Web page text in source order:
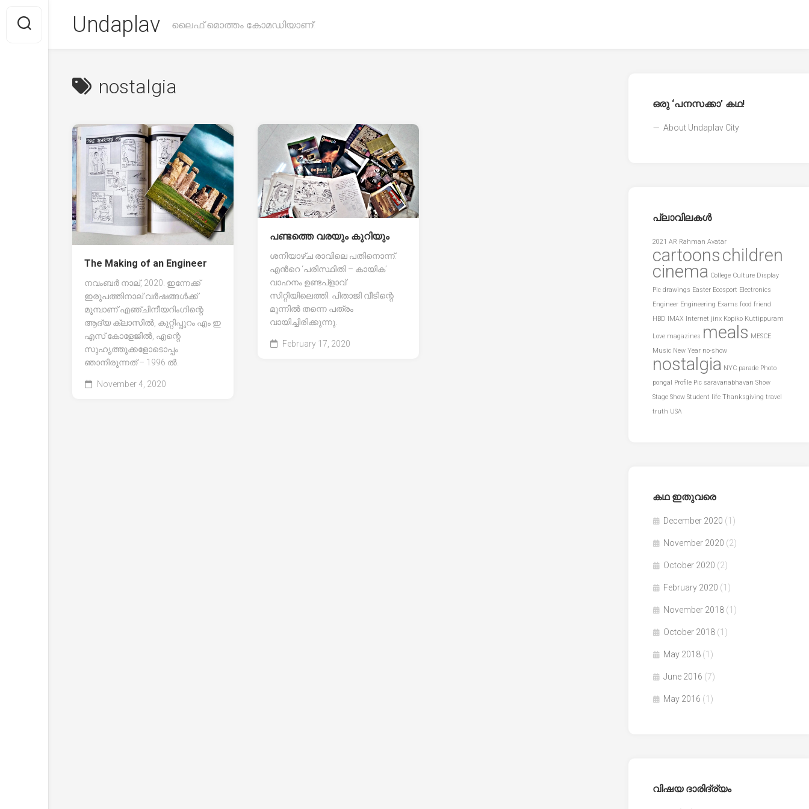
content
Undaplav ലൈഫ് മൊത്തം കോമഡിയാണ്!
nostalgia
The Making of an Engineer
നവംബർ നാല്, 2020. ഇന്നേക്ക്
ഇരുപത്തിനാല് വർഷങ്ങൾക്ക്
മുമ്പാണ് എഞ്ചിനീയറിംഗിന്റെ
ആദ്യ ക്ലാസിൽ, കുറ്റിപ്പുറം എം ഇ
എസ് കോളേജിൽ, എന്റെ
സുഹൃത്തുക്കളോടൊപ്പം
ഞാനിരുന്നത് – 1996 ൽ.
November 4, 2020
പണ്ടത്തെ വരയും കുറിയും
ശനിയാഴ്ച രാവിലെ പതിനൊന്ന്.
എൻറെ ‘പരിസ്ഥിതി – കായിക’
വാഹനം ഉണ്ടപ്ളാവ്
സിറ്റിയിലെത്തി. പിതാജി വീടിന്റെ
മുന്നിൽ തന്നെ പത്രം
വായിച്ചിരിക്കുന്നു.
February 17, 2020
ഒരു ‘പനസക്കാ’ കഥ!
About Undaplav City
പ്ലാവിലകൾ
2021 AR Rahman Avatar
cartoonschildren
cinema College Culture Display
Pic drawings Easter Ecosport Electronics
Engineer Engineering Exams food friend
HBD IMAX Internet jinx Kopiko Kuttippuram
Love magazines meals MESCE
Music New Year no-show
nostalgia NYC parade Photo
pongal Profile Pic saravanabhavan Show
Stage Show Student life Thanksgiving travel
truth USA
കഥ ഇതുവരെ
December 2020 (1)
November 2020 (2)
October 2020 (2)
February 2020 (1)
November 2018 (1)
October 2018 (1)
May 2018 (1)
June 2016 (7)
May 2016 (1)
വിഷയ ദാരിദ്ര്യം